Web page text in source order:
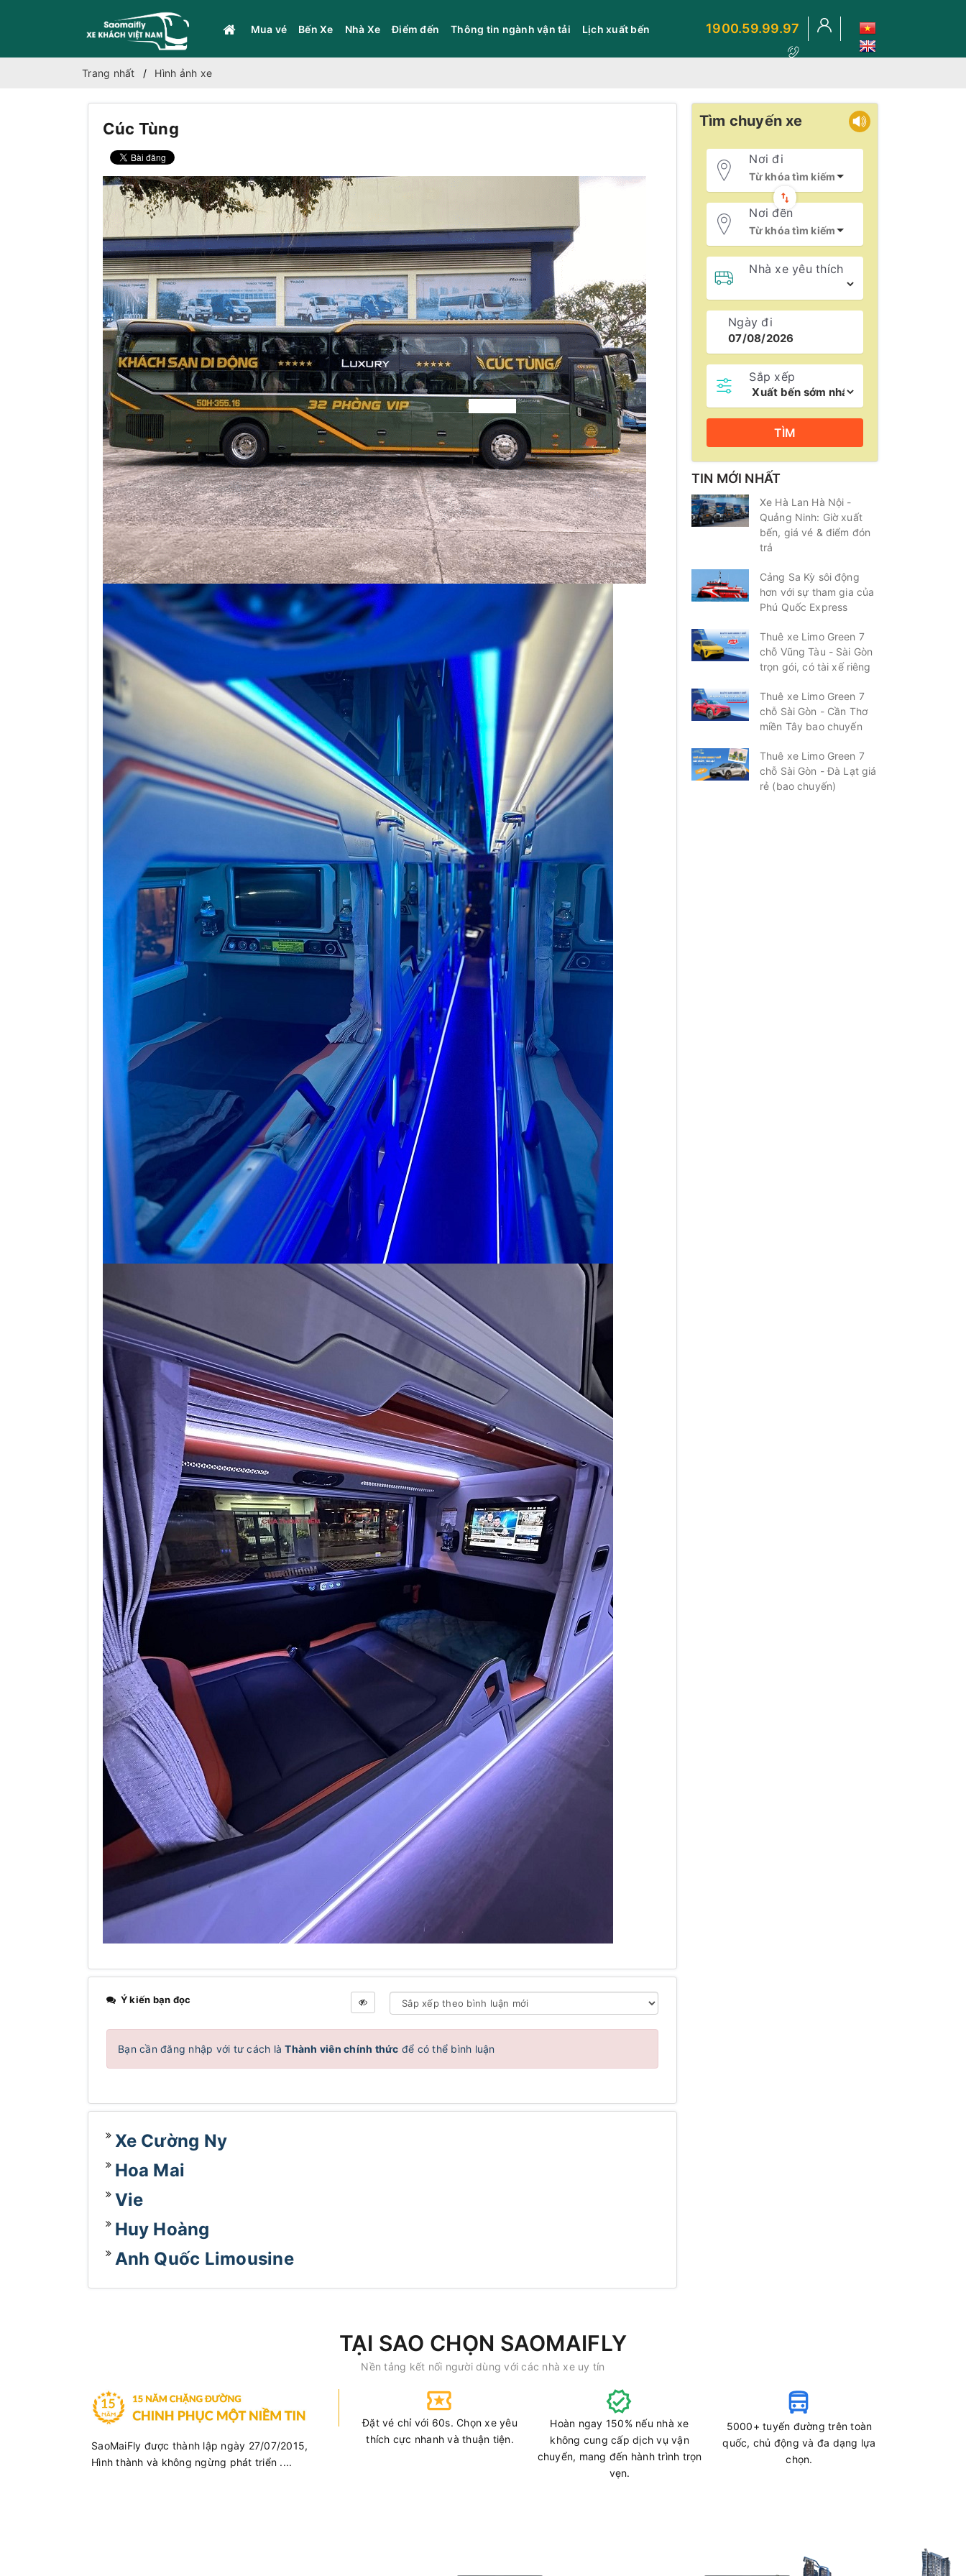
Mua vé Bến Xe Nhà Xe Điểm đến Thông tin ngành vận tải Lịch xuất bến 1900.59.99.97
Trang nhất Hình ảnh xe
Cúc Tùng
Ý kiến bạn đọc
Bạn cần đăng nhập với tư cách làThành viên chính thức để có thể bình luận
Xe Cường Ny
Hoa Mai
Vie
Huy Hoàng
Anh Quốc Limousine
Tìm chuyến xe
Nơi đi
Nơi đến
Nhà xe yêu thích
Ngày đi
Sắp xếp
TÌM
TIN MỚI NHẤT
Xe Hà Lan Hà Nội -
Quảng Ninh: Giờ xuất
bến, giá vé & điểm đón
trả
Cảng Sa Kỳ sôi động
hơn với sự tham gia của
Phú Quốc Express
Thuê xe Limo Green 7
chỗ Vũng Tàu - Sài Gòn
trọn gói, có tài xế riêng
Thuê xe Limo Green 7
chỗ Sài Gòn - Cần Thơ
miền Tây bao chuyến
Thuê xe Limo Green 7
chỗ Sài Gòn - Đà Lạt giá
rẻ (bao chuyến)
TẠI SAO CHỌN SAOMAIFLY
Nền tảng kết nối người dùng với các nhà xe uy tín
SaoMaiFly được thành lập ngày 27/07/2015,
Hình thành và không ngừng phát triển ....
Đặt vé chỉ với 60s. Chọn xe yêu
thích cực nhanh và thuận tiện.
Hoàn ngay 150% nếu nhà xe
không cung cấp dịch vụ vận
chuyển, mang đến hành trình trọn
vẹn.
5000+ tuyến đường trên toàn
quốc, chủ động và đa dạng lựa
chọn.